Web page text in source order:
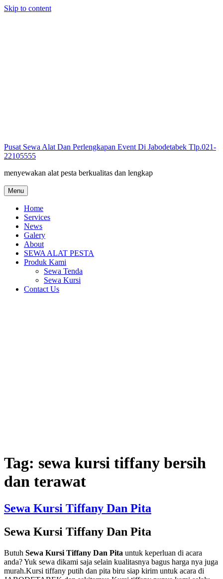
Skip to content
Pusat Sewa Alat Dan Perlengkapan Event Di Jabodetabek Tlp.021-
22105555
menyewakan alat pesta berkualitas dan lengkap
Menu
Home
Services
News
Galery
About
SEWA ALAT PESTA
Produk Kami
Sewa Tenda
Sewa Kursi
Contact Us
Tag: sewa kursi tiffany bersih
dan terawat
Sewa Kursi Tiffany Dan Pita
Sewa Kursi Tiffany Dan Pita
Butuh Sewa Kursi Tiffany Dan Pita untuk keperluan di acara
anda? Yuk sewa dikami saja selain kualitasnya bagus harga nya juga
murah.Kursi tiffany putih dan pita biru siap kirim untuk acara di